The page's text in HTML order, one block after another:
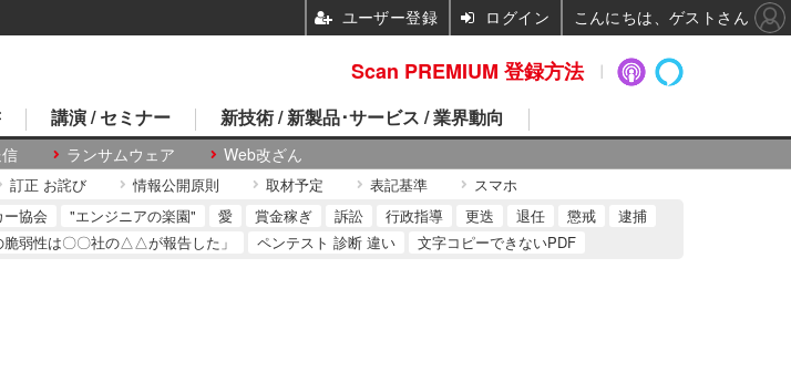
ランサムウェア Web改ざん
講演 / セミナー 新技術 / 新製品･サービス / 業界動向
訂正 お詫び 情報公開原則 取材予定 表記基準 スマホ
協会 "エンジニアの楽園" 愛 賞金稼ぎ 訴訟 行政指導 更迭 退任 懲戒
逮捕
脆弱性は〇〇社の△△が報告した」
ペンテスト 診断 違い 文字コピーできないPDF
Scan PREMIUM 登録方法
ユーザー登録 ログイン こんにちは、ゲストさん